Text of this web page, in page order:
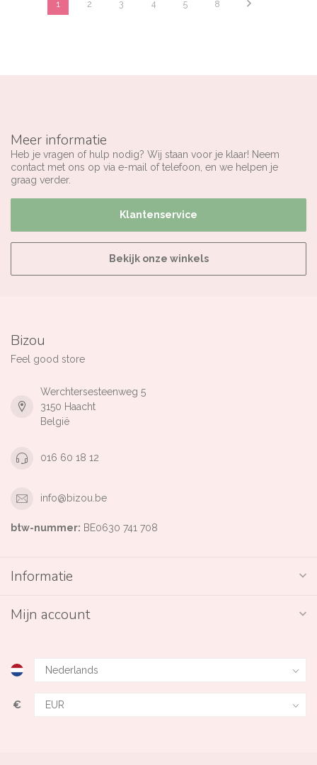
1 2 3 4 5 8
Meer informatie
Heb je vragen of hulp nodig? Wij staan voor je klaar! Neem
contact met ons op via e-mail of telefoon, en we helpen je
graag verder.
Klantenservice
Bekijk onze winkels
Bizou
Feel good store
Werchtersesteenweg 5
3150 Haacht
België
016 60 18 12
info@bizou.be
btw-nummer: BE0630 741 708
Informatie
Mijn account
€